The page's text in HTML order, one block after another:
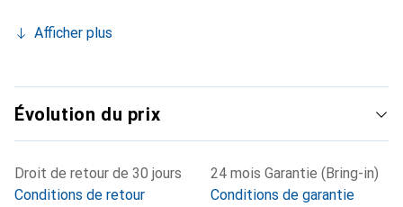
Afficher plus
Évolution du prix
Droit de retour de 30 jours
Conditions de retour
24 mois Garantie (Bring-in)
Conditions de garantie